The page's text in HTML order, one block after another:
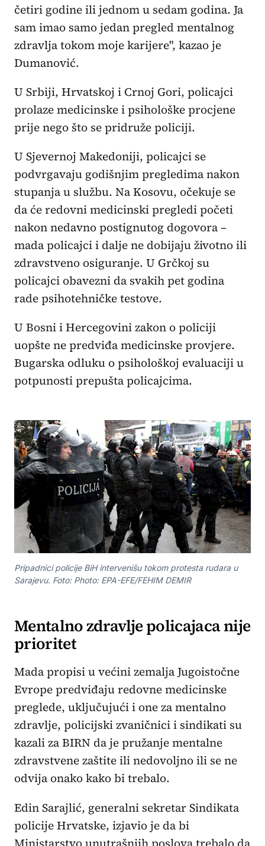
četiri godine ili jednom u sedam godina. Ja
sam imao samo jedan pregled mentalnog
zdravlja tokom moje karijere", kazao je
Dumanović.
U Srbiji, Hrvatskoj i Crnoj Gori, policajci
prolaze medicinske i psihološke procjene
prije nego što se pridruže policiji.
U Sjevernoj Makedoniji, policajci se
podvrgavaju godišnjim pregledima nakon
stupanja u službu. Na Kosovu, očekuje se
da će redovni medicinski pregledi početi
nakon nedavno postignutog dogovora –
mada policajci i dalje ne dobijaju životno ili
zdravstveno osiguranje. U Grčkoj su
policajci obavezni da svakih pet godina
rade psihotehničke testove.
U Bosni i Hercegovini zakon o policiji
uopšte ne predviđa medicinske provjere.
Bugarska odluku o psihološkoj evaluaciji u
potpunosti prepušta policajcima.
Pripadnici policije BiH intervenišu tokom protesta rudara u
Sarajevu. Foto: Photo: EPA-EFE/FEHIM DEMIR
Mentalno zdravlje policajaca nije
prioritet
Mada propisi u većini zemalja Jugoistočne
Evrope predviđaju redovne medicinske
preglede, uključujući i one za mentalno
zdravlje, policijski zvaničnici i sindikati su
kazali za BIRN da je pružanje mentalne
zdravstvene zaštite ili nedovoljno ili se ne
odvija onako kako bi trebalo.
Edin Sarajlić, generalni sekretar Sindikata
policije Hrvatske, izjavio je da bi
Ministarstvo unutrašnjih poslova trebalo da